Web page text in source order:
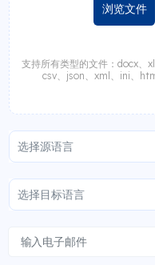
浏览文件
支持所有类型的文件：docx、
csv、json、xml、ini、
选择源语言
选择目标语言